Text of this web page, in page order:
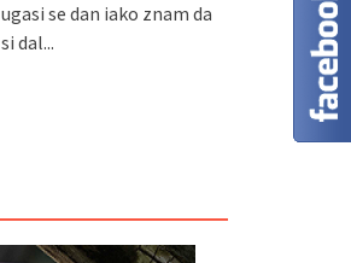
ugasi se dan iako znam da
si dal...